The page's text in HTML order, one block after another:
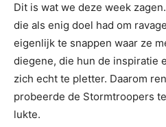
Dit is wat we deze week
die als enig doel had om
eigenlijk te snappen waar ze
diegene, die hun de inspiratie
zich echt te pletter. Daarom
probeerde de Stormtroopers
lukte.